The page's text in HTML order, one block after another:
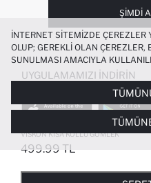
ERKEK ÇOCUK POLO YAKA DESENLI
VISKON KISA KOLLU GÖMLEK
499.99 TL
ŞIMDI
UYGULAMAMIZI İNDIRIN
POPÜLER KATEGORILER
İNTERNET SITEMIZDE ÇEREZLER
OLUP; GEREKLI OLAN ÇEREZLER,
SUNULMASI AMACIYLA
ÜÇÜNCÜ TARAF ÇEREZLER ISE
DENEYIMI SUNULABILMESI,
KIŞISELLEŞTIRMESI VE AÇIK
YÖNELIK PAZARLAMA
SINIRLI OLARAK
ÇEREZ TERCIHLERIPANELI
ÇEREZLERLE ILGILI DAHA DETAYLI